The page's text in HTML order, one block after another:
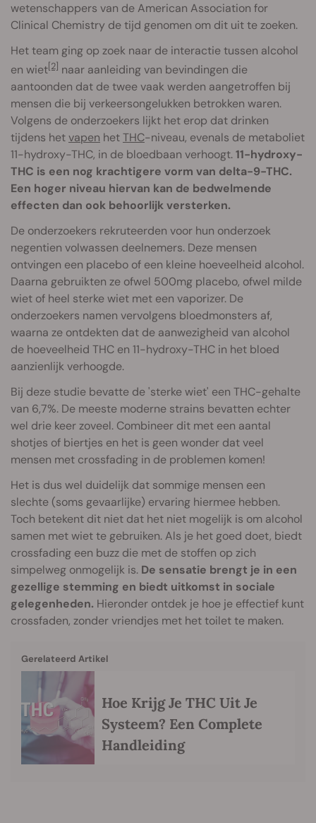
wetenschappers van de American Association for
Clinical Chemistry de tijd genomen om dit uit te zoeken.
Het team ging op zoek naar de interactie tussen alcohol
en wiet[2] naar aanleiding van bevindingen die
aantoonden dat de twee vaak werden aangetroffen bij
mensen die bij verkeersongelukken betrokken waren.
Volgens de onderzoekers lijkt het erop dat drinken
tijdens hetvapen hetTHC-niveau, evenals de metaboliet
11-hydroxy-THC, in de bloedbaan verhoogt.11-hydroxy-
THC is een nog krachtigere vorm van delta-9-THC.
Een hoger niveau hiervan kan de bedwelmende
effecten dan ook behoorlijk versterken.
De onderzoekers rekruteerden voor hun onderzoek
negentien volwassen deelnemers. Deze mensen
ontvingen een placebo of een kleine hoeveelheid alcohol.
Daarna gebruikten ze ofwel 500mg placebo, ofwel milde
wiet of heel sterke wiet met een vaporizer. De
onderzoekers namen vervolgens bloedmonsters af,
waarna ze ontdekten dat de aanwezigheid van alcohol
de hoeveelheid THC en 11-hydroxy-THC in het bloed
aanzienlijk verhoogde.
Bij deze studie bevatte de 'sterke wiet' een THC-gehalte
van 6,7%. De meeste moderne strains bevatten echter
wel drie keer zoveel. Combineer dit met een aantal
shotjes of biertjes en het is geen wonder dat veel
mensen met crossfading in de problemen komen!
Het is dus wel duidelijk dat sommige mensen een
slechte (soms gevaarlijke) ervaring hiermee hebben.
Toch betekent dit niet dat het niet mogelijk is om alcohol
samen met wiet te gebruiken. Als je het goed doet, biedt
crossfading een buzz die met de stoffen op zich
simpelweg onmogelijk is. De sensatie brengt je in een
gezellige stemming en biedt uitkomst in sociale
gelegenheden. Hieronder ontdek je hoe je effectief kunt
crossfaden, zonder vriendjes met het toilet te maken.
Gerelateerd Artikel
Hoe Krijg Je THC Uit Je
Systeem? Een Complete
Handleiding